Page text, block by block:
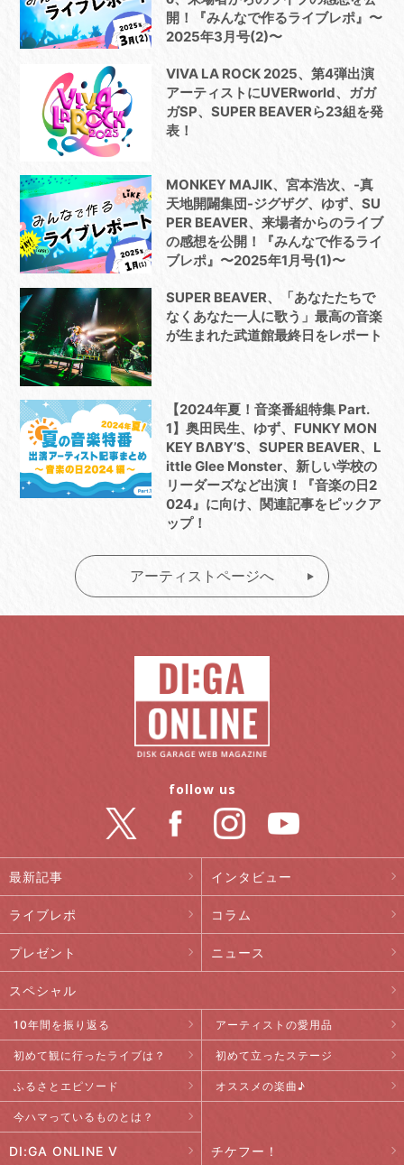
開！『みんなで作るライブレポ』〜
2025年3月号(2)〜
VIVA LA ROCK 2025、第4弾出演
アーティストにUVERworld、ガガ
ガSP、SUPER BEAVERら23組を発
表！
MONKEY MAJIK、宮本浩次、-真
天地開闢集団-ジグザグ、ゆず、SU
PER BEAVER、来場者からのライブ
の感想を公開！『みんなで作るライ
ブレポ』〜2025年1月号(1)〜
SUPER BEAVER、「あなたたちで
なくあなた一人に歌う」最高の音楽
が生まれた武道館最終日をレポート
【2024年夏！音楽番組特集 Part.
1】奥田民生、ゆず、FUNKY MON
KEY BΛBY’S、SUPER BEAVER、L
ittle Glee Monster、新しい学校の
リーダーズなど出演！『音楽の日2
024』に向け、関連記事をピックア
ップ！
アーティストページへ
最新記事 インタビュー
ライブレポ コラム
プレゼント ニュース
スペシャル
10年間を振り返る アーティストの愛用品
初めて観に行ったライブは？ 初めて立ったステージ
ふるさとエピソード オススメの楽曲♪
今ハマっているものとは？
DI:GA ONLINE V チケフー！
follow us